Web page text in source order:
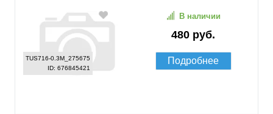
TUS716-0.3M_275675
ID: 676845421
480 руб.
В наличии
Подробнее